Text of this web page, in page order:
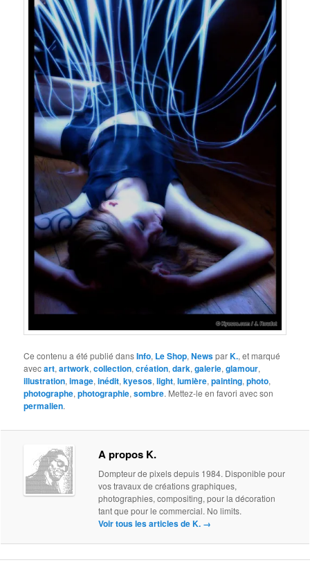
Ce contenu a été publié dansInfo, Le Shop,NewsparK., et marqué
avecart,artwork,collection,création,dark,galerie,glamour,
illustration,image,inédit,kyesos,light,lumière,painting,photo,
photographe,photographie,sombre. Mettez-le en favori avec son
permalien.
A propos K.
Dompteur de pixels depuis 1984. Disponible pour
vos travaux de créations graphiques,
photographies, compositing, pour la décoration
tant que pour le commercial. No limits.
Voir tous les articles de K. →